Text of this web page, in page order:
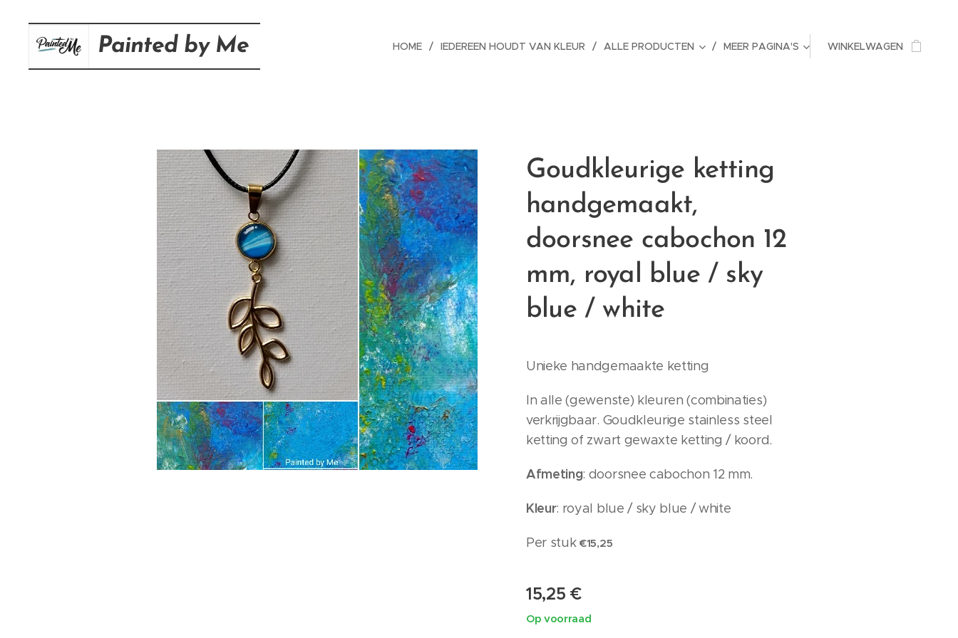
Painted byMe HOME IEDEREEN HOUDT VAN KLEUR ALLE PRODUCTEN MEER PAGINA'S WINKELWAGEN
Goudkleurige ketting
handgemaakt,
doorsnee cabochon 12
mm, royal blue / sky
blue / white
Unieke handgemaakte ketting
In alle (gewenste) kleuren (combinaties)
verkrijgbaar. Goudkleurige stainless steel
ketting of zwart gewaxte ketting / koord.
Afmeting: doorsnee cabochon 12 mm.
Kleur: royal blue / sky blue / white
Per stuk€15,25
15,25 €
Op voorraad